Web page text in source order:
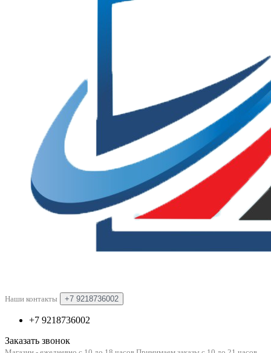
Наши контакты +7 9218736002
+7 9218736002
Заказать звонок